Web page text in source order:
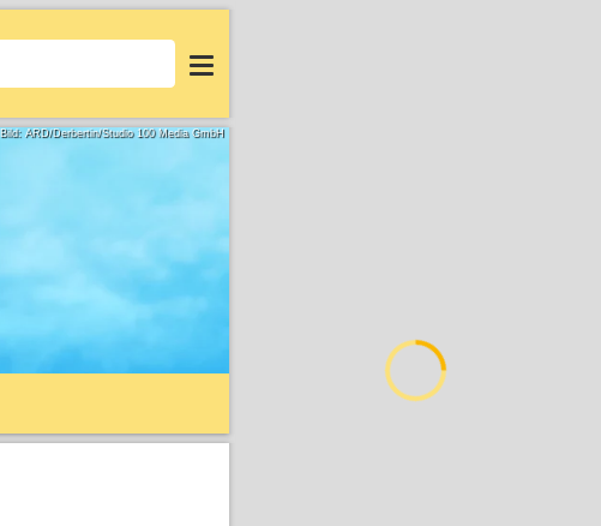
Login
Bild: ARD/Derbertin/Studio 100 Media GmbH